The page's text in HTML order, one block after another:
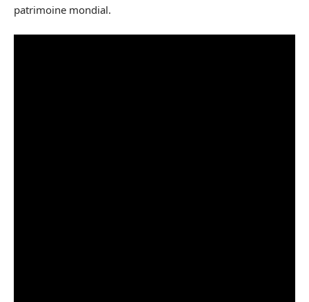
patrimoine mondial.